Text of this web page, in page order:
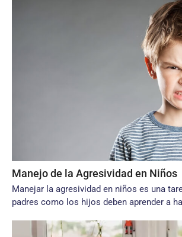
Manejo de la Agresividad en Niños
Manejar la agresividad en niños es una
padres como los hijos deben aprender a